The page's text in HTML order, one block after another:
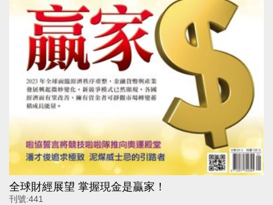
全球財經展望 掌握現金是贏家！
刊號:441